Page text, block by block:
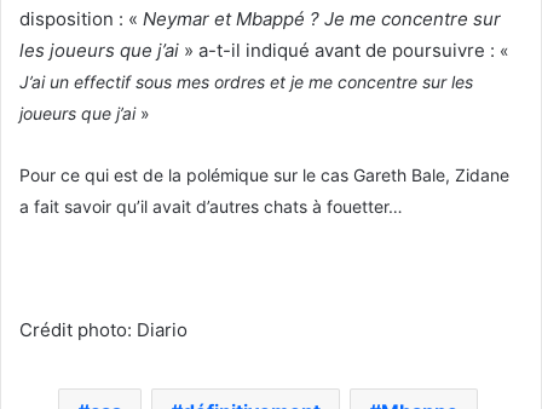
disposition : « Neymar et Mbappé ? Je me concentre sur
les joueurs que j’ai » a-t-il indiqué avant de poursuivre : «
J’ai un effectif sous mes ordres et je me concentre sur les
joueurs que j’ai»
Pour ce qui est de la polémique sur le cas Gareth Bale, Zidane
a fait savoir qu’il avait d’autres chats à fouetter…
Crédit photo: Diario